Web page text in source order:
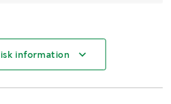
information